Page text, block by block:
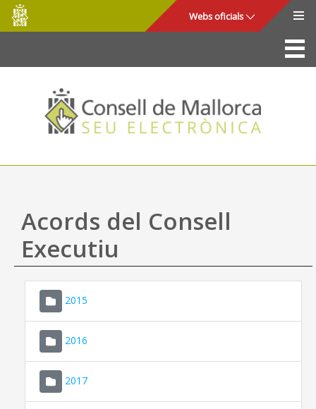
Salta al contingut principal
Consell
de
Mallorca
Webs oficials
La Seu
Consell de Mallorca
Accés i seguretat
Utilitats
Ajuda
Acords del Consell
Executiu
2015
2016
2017